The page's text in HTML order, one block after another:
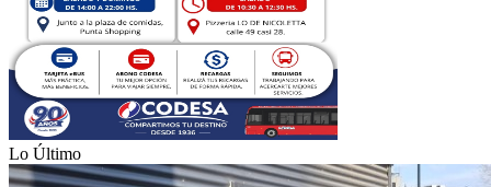
Lo Último